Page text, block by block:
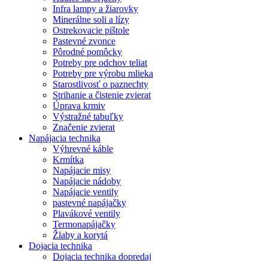
Infra lampy a žiarovky
Minerálne soli a lízy
Ostrekovacie pištole
Pastevné zvonce
Pôrodné pomôcky
Potreby pre odchov teliat
Potreby pre výrobu mlieka
Starostlivosť o paznechty
Strihanie a čistenie zvierat
Úprava krmiv
Výstražné tabuľky
Značenie zvierat
Napájacia technika
Výhrevné káble
Krmítka
Napájacie misy
Napájacie nádoby
Napájacie ventily
pastevné napájačky
Plavákové ventily
Termonapájačky
Žlaby a korytá
Dojacia technika
Dojacia technika dopredaj